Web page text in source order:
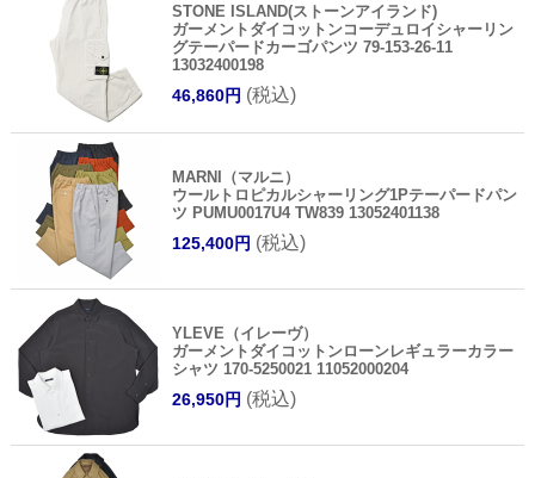
STONE ISLAND(ストーンアイランド)
ガーメントダイコットンコーデュロイシャーリン
グテーパードカーゴパンツ 79-153-26-11
13032400198
46,860円 (税込)
MARNI（マルニ）
ウールトロピカルシャーリング1Pテーパードパン
ツ PUMU0017U4 TW839 13052401138
125,400円 (税込)
YLEVE（イレーヴ）
ガーメントダイコットンローンレギュラーカラー
シャツ 170-5250021 11052000204
26,950円 (税込)